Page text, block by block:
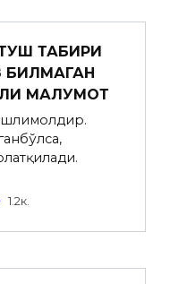
ТАБИРИ
БИЛМАГАН
МАЛУМОТ
1.2к.